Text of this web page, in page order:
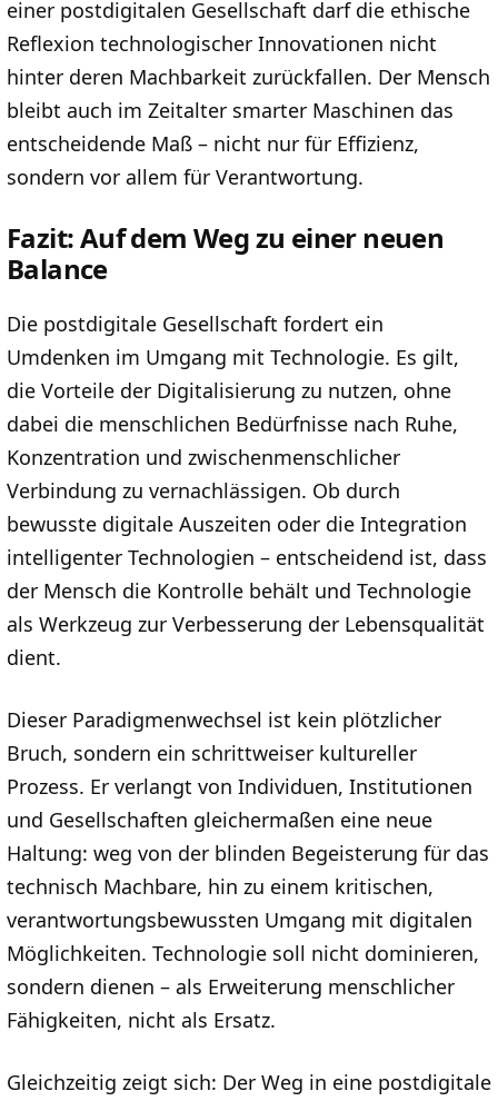
einer postdigitalen Gesellschaft darf die ethische
Reflexion technologischer Innovationen nicht
hinter deren Machbarkeit zurückfallen. Der Mensch
bleibt auch im Zeitalter smarter Maschinen das
entscheidende Maß – nicht nur für Effizienz,
sondern vor allem für Verantwortung.
Fazit: Auf dem Weg zu einer neuen
Balance
Die postdigitale Gesellschaft fordert ein
Umdenken im Umgang mit Technologie. Es gilt,
die Vorteile der Digitalisierung zu nutzen, ohne
dabei die menschlichen Bedürfnisse nach Ruhe,
Konzentration und zwischenmenschlicher
Verbindung zu vernachlässigen. Ob durch
bewusste digitale Auszeiten oder die Integration
intelligenter Technologien – entscheidend ist, dass
der Mensch die Kontrolle behält und Technologie
als Werkzeug zur Verbesserung der Lebensqualität
dient.
Dieser Paradigmenwechsel ist kein plötzlicher
Bruch, sondern ein schrittweiser kultureller
Prozess. Er verlangt von Individuen, Institutionen
und Gesellschaften gleichermaßen eine neue
Haltung: weg von der blinden Begeisterung für das
technisch Machbare, hin zu einem kritischen,
verantwortungsbewussten Umgang mit digitalen
Möglichkeiten. Technologie soll nicht dominieren,
sondern dienen – als Erweiterung menschlicher
Fähigkeiten, nicht als Ersatz.
Gleichzeitig zeigt sich: Der Weg in eine postdigitale